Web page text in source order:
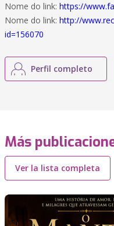
Nome do link: https://
Nome do link: http://
id=156070
Perfil completo
Más
Ver la lista completa